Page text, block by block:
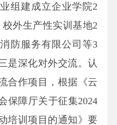
组建成立企业学院2
外生产性实训基地2
防服务有限公司等3
是深化对外交流。认
合作项目，根据《云
保障厅关于征集2024
培训项目的通知》要